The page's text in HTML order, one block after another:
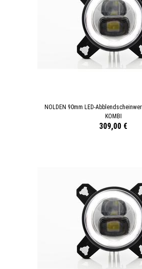
NOLDEN 90mm LED-
KOMBI
309,00 €